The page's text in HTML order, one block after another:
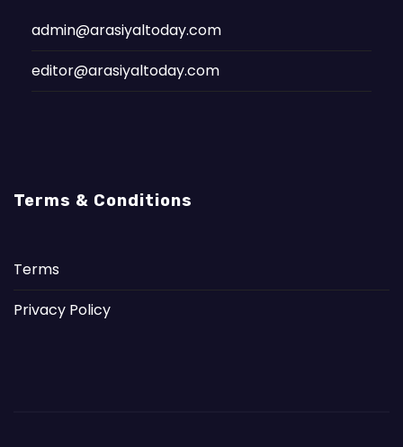
admin@arasiyaltoday.com
editor@arasiyaltoday.com
Terms & Conditions
Terms
Privacy Policy